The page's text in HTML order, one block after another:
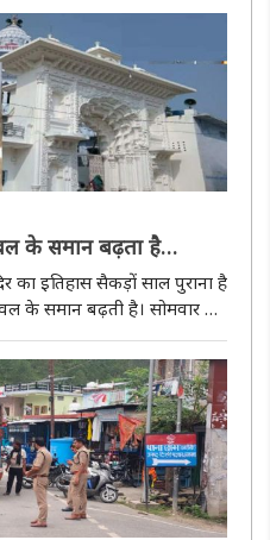
के समान बढ़ता है
का इतिहास सैकड़ों साल पुराना है
के समान बढ़ती है। सोमवार को